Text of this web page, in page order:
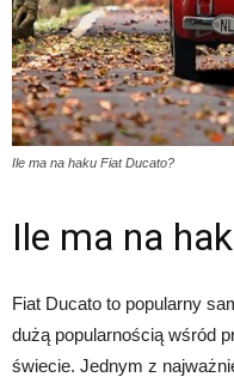
Ile ma na haku Fiat Ducato?
Ile ma na
Fiat Ducato to popularny
dużą popularnością wśród
świecie. Jednym z